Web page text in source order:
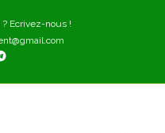
Ecrivez-nous !